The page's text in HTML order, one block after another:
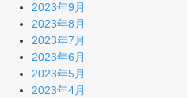
2023年9月
2023年8月
2023年7月
2023年6月
2023年5月
2023年4月